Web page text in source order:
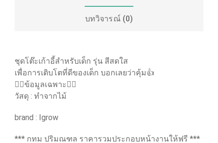
บทวิจารณ์ (0)
ชุดโต๊ะเก้าอี้สำหรับเด็ก รุ่น สีสดใส
เพื่อการเติบโตที่ดีของเด็ก บอกเลยว่าคุ้ม👍
👉🏻ข้อมูลเฉพาะ👈🏻
วัสดุ : ทำจากไม้
brand : Igrow
*** กทม ปริมณฑล ราคารวมประกอบหน้างานให้ฟรี ***